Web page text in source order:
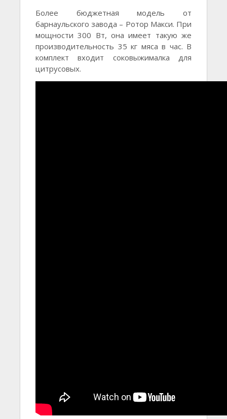
Более бюджетная модель от
барнаульского завода – Ротор Макси. При
мощности 300 Вт, она имеет такую же
производительность 35 кг мяса в час. В
комплект входит соковыжималка для
цитрусовых.